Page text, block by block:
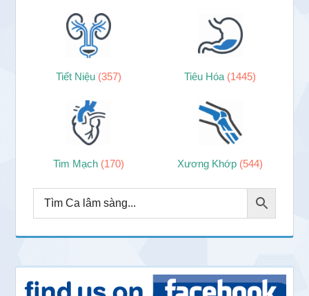
Tiết Niệu (357) Tiêu Hóa (1445)
Tim Mạch (170) Xương Khớp (544)